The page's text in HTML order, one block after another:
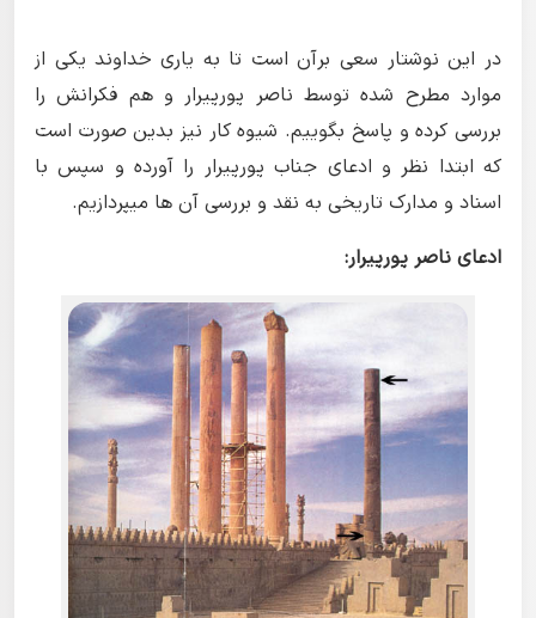
در این نوشتار سعی برآن است تا به یاری خداوند یکی از
موارد مطرح شده توسط ناصر پورپیرار و هم فکرانش را
بررسی کرده و پاسخ بگوییم. شیوه کار نیز بدین صورت است
که ابتدا نظر و ادعای جناب پورپیرار را آورده و سپس با
اسناد و مدارک تاریخی به نقد و بررسی آن ها میپردازیم.
ادعای ناصر پورپیرار: